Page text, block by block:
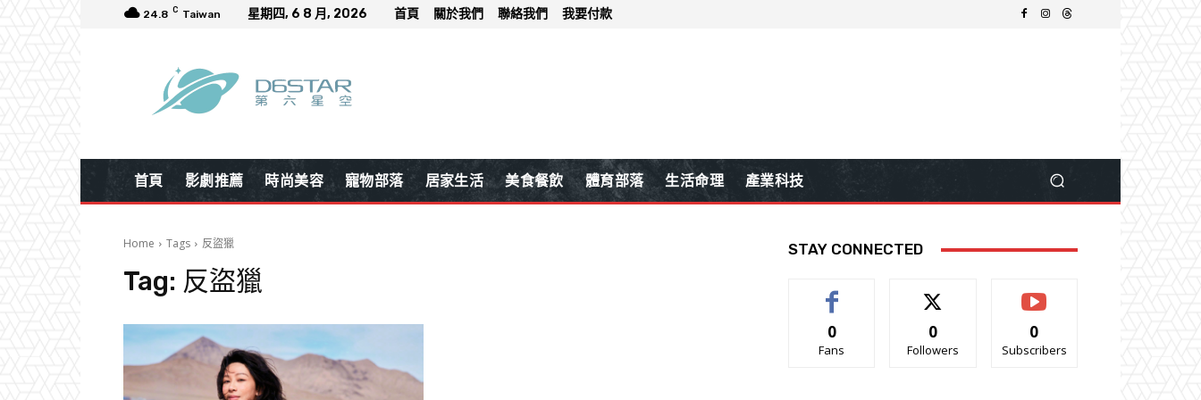
24.8 C Taiwan 星期四, 6 8 月, 2026 首頁 關於我們 聯絡我們 我要付款
首頁 影劇推薦 時尚美容 寵物部落 居家生活 美食餐飲 體育部落 生活命理 產業科技
Home Tags 反盜獵
Tag: 反盜獵
STAY CONNECTED
0
Fans
0
Followers
0
Subscribers